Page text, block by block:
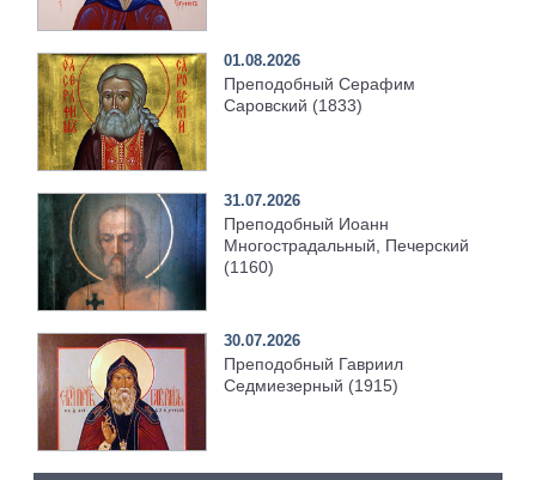
01.08.2026
Преподобный Серафим
Саровский (1833)
31.07.2026
Преподобный Иоанн
Многострадальный, Печерский
(1160)
30.07.2026
Преподобный Гавриил
Седмиезерный (1915)